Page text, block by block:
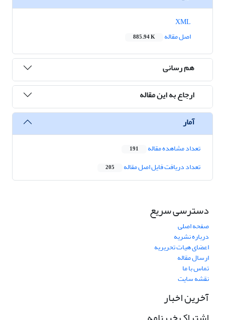
اصل مقاله
885.94 K
هم رسانی
ارجاع به این مقاله
آمار
تعداد مشاهده مقاله 191
تعداد دریافت فایل اصل مقاله 205
دسترسی سریع
صفحه اصلی
درباره نشریه
اعضای هیات تحریریه
ارسال مقاله
تماس با ما
نقشه سایت
آخرین اخبار